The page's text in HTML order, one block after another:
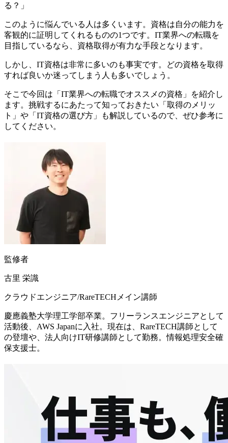
る？」
このように悩んでいる人は多くいます。資格は自分の能力を
客観的に証明してくれるものの1つです。IT業界への転職を
目指しているなら、資格取得が有力な手段となります。
しかし、IT資格は非常に多いのも事実です。どの資格を取得
すれば良いか迷ってしまう人も多いでしょう。
そこで今回は「IT業界への転職でオススメの資格」を紹介し
ます。挑戦するにあたって知っておきたい「取得のメリッ
ト」や「IT資格の選び方」も解説しているので、ぜひ参考に
してください。
監修者
古里 栄識
クラウドエンジニア/RareTECHメイン講師
慶應義塾大学理工学部卒業。フリーランスエンジニアとして
活動後、AWS Japanに入社。現在は、RareTECH講師として
の登壇や、法人向けIT研修講師として勤務。情報処理安全確
保支援士。